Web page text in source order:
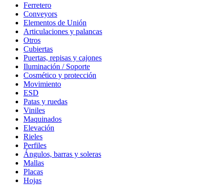
Ferretero
Conveyors
Elementos de Unión
Articulaciones y palancas
Otros
Cubiertas
Puertas, repisas y cajones
Iluminación / Soporte
Cosmético y protección
Movimiento
ESD
Patas y ruedas
Viniles
Maquinados
Elevación
Rieles
Perfiles
Ángulos, barras y soleras
Mallas
Placas
Hojas